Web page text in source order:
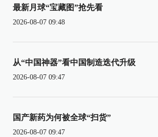
最新月球“宝藏图”抢先看
2026-08-07 09:48
从“中国神器”看中国制造迭代升级
2026-08-07 09:47
国产新药为何被全球“扫货”
2026-08-07 09:47